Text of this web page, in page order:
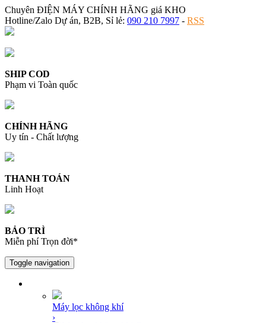
Chuyên ĐIỆN MÁY CHÍNH HÃNG giá KHO
Hotline/Zalo Dự án, B2B, Sỉ lẻ: 090 210 7997 - RSS
SHIP COD
Phạm vi Toàn quốc
CHÍNH HÃNG
Uy tín - Chất lượng
THANH TOÁN
Linh Hoạt
BẢO TRÌ
Miễn phí Trọn đời*
Toggle navigation
Máy lọc không khí
›